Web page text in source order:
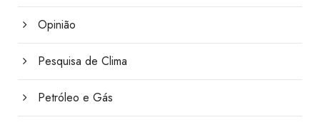
Opinião
Pesquisa de Clima
Petróleo e Gás